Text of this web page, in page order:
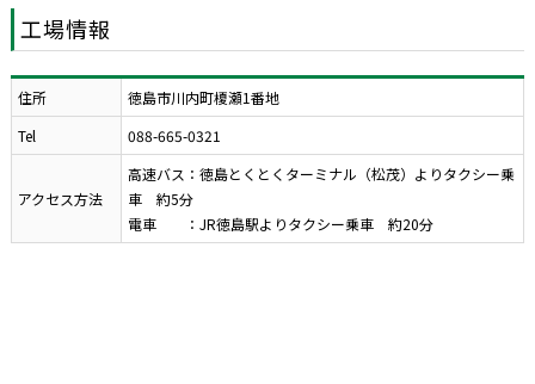
工場情報
住所
徳島市川内町榎瀬1番地
Tel
088-665-0321
アクセス方法
高速バス：徳島とくとくターミナル（松茂）よりタクシー乗
車 約5分
電車 ：JR徳島駅よりタクシー乗車 約20分